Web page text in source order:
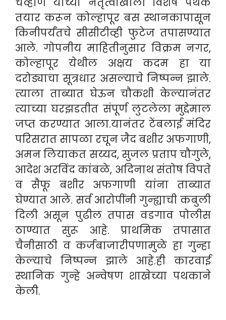
तयार करून कोल्हापूर बस स्थानकापासून
किनीपर्यंतचे सीसीटीव्ही फुटेज तपासण्यात
आले. गोपनीय माहितीनुसार विक्रम नगर,
कोल्हापूर येथील अक्षय कदम हा या
दरोड्याचा सूत्रधार असल्याचे निष्पन्न झाले.
त्याला ताब्यात घेऊन चौकशी केल्यानंतर
त्याच्या घरझडतीत संपूर्ण लुटलेला मुद्देमाल
जप्त करण्यात आला.यानंतर टेंबलाई मंदिर
परिसरात सापळा रचून जैद बशीर अफगाणी,
अमन लियाकत सय्यद, सुजल प्रताप चौगुले,
आदेश अरविंद कांबळे, अदिनाथ संतोष विपते
व सैफू बशीर अफगाणी यांना ताब्यात
घेण्यात आले. सर्व आरोपींनी गुन्ह्याची कबुली
दिली असून पुढील तपास वडगाव पोलीस
ठाण्यात सुरू आहे. प्राथमिक तपासात
चैनीसाठी व कर्जबाजारीपणामुळे हा गुन्हा
केल्याचे निष्पन्न झाले आहे.ही कारवाई
स्थानिक गुन्हे अन्वेषण शाखेच्या पथकाने
केली.